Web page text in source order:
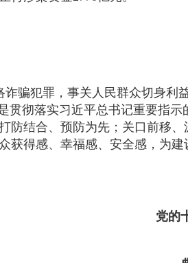
诈骗犯罪，事关人民群众切身利
贯彻落实习近平总书记重要指
防结合、预防为先；关口前移
获得感、幸福感、安全感，为
党的